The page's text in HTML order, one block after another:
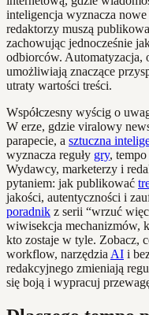
inteligencja wyznacza
redaktorzy muszą
zachowując jednocześnie
odbiorców.
umożliwiają znaczące
utraty wartości treści.
Współczesny wyścig o
W erze, gdzie viralowy
parapecie, a sztuczna
wyznacza reguły gry,
Wydawcy, marketerzy i
pytaniem: jak publikować
jakości, autentyczności i
poradnik z serii “wrzuć
wiwisekcja mechanizmów,
kto zostaje w tyle. Zobacz,
workflow, narzędzia AI i
redakcyjnego zmieniają
się boją i wypracuj